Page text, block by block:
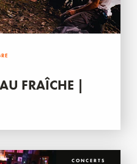
FRAÎCHE |
CONCERTS